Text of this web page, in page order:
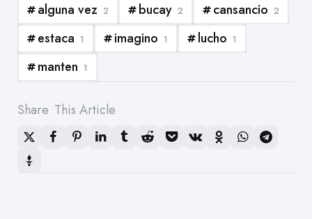
alguna vez 2 bucay 2 cansancio 2
estaca 1 imagino 1 lucho 1
manten 1
Share This Article